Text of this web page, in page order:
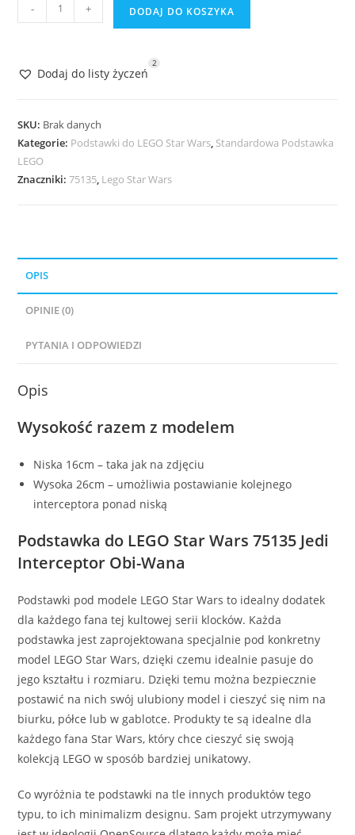
Podstawka
Star
75135
Obi-
Wan's
Jedi
- + DODAJ DO KOSZYKA
Dodaj do listy życzeń
2
SKU: Brak danych
Kategorie: Podstawki do LEGO Star Wars, Standardowa Podstawka
LEGO
Znaczniki:75135, Lego Star Wars
OPIS
OPINIE (0)
PYTANIA I ODPOWIEDZI
Opis
Wysokość razem z modelem
Niska 16cm – taka jak na zdjęciu
Wysoka 26cm – umożliwia postawianie kolejnego
interceptora ponad niską
Podstawka do LEGO Star Wars 75135 Jedi
Interceptor Obi-Wana
Podstawki pod modele LEGO Star Wars to idealny dodatek
dla każdego fana tej kultowej serii klocków. Każda
podstawka jest zaprojektowana specjalnie pod konkretny
model LEGO Star Wars, dzięki czemu idealnie pasuje do
jego kształtu i rozmiaru. Dzięki temu można bezpiecznie
postawić na nich swój ulubiony model i cieszyć się nim na
biurku, półce lub w gablotce. Produkty te są idealne dla
każdego fana Star Wars, który chce cieszyć się swoją
kolekcją LEGO w sposób bardziej unikatowy.
Co wyróżnia te podstawki na tle innych produktów tego
typu, to ich minimalizm designu. Sam projekt utrzymywany